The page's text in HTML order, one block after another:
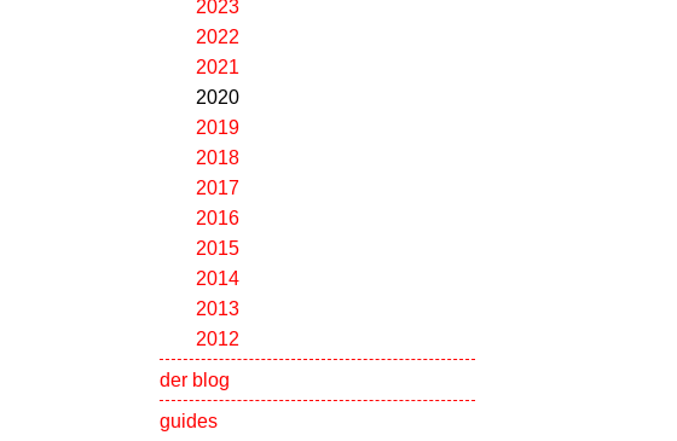
2023
2022
2021
2020
2019
2018
2017
2016
2015
2014
2013
2012
der blog
guides